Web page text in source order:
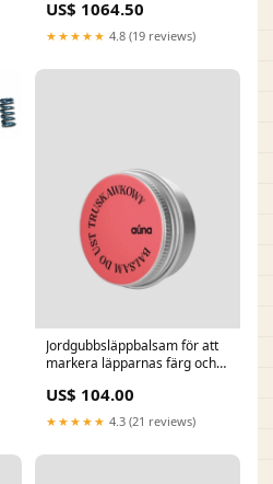
US$ 1064.50
★★★★★ 4.8 (19 reviews)
Jordgubbsläppbalsam för att
markera läpparnas färg och
makijaz-oczy-rzesy_na_pasku
US$ 104.00
★★★★★ 4.3 (21 reviews)